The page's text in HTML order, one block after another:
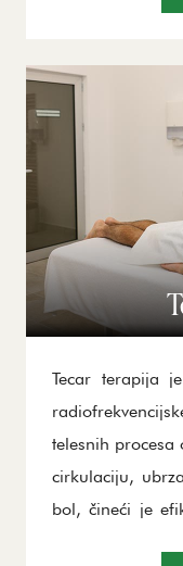
organizmu,
pogođenih
kod bolesti
kao što su
takođe pruža
Tecar terapija
telesnih procesa
cirkulaciju,
bol, čineći je